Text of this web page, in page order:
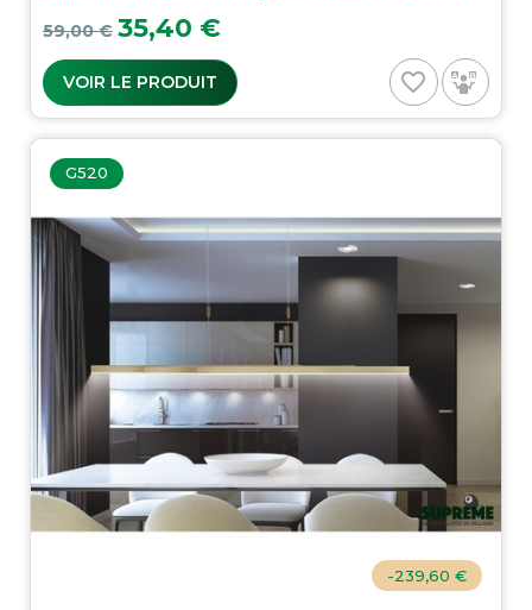
Prix de base
59,00 € Prix
35,40 €
VOIR LE PRODUIT favorite_border
G520
-239,60 €